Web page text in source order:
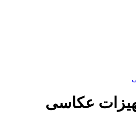
عکاسی